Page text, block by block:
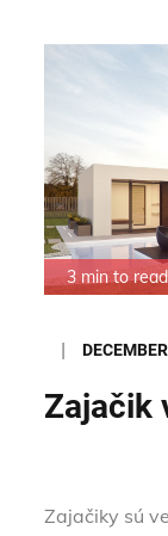
3 min to read
Posted
Zajačik
Zajačiky sú